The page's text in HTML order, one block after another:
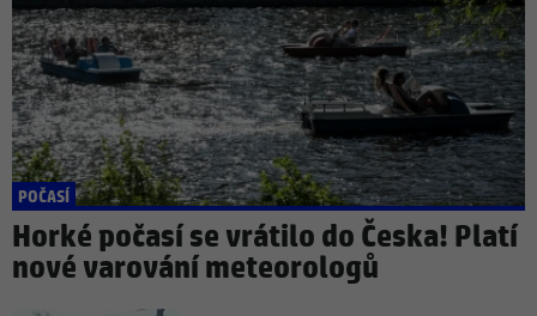
POČASÍ
Horké počasí se vrátilo do Česka! Platí
nové varování meteorologů